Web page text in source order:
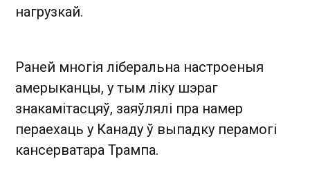
нагрузкай.
Раней многія ліберальна настроеныя
амерыканцы, у тым ліку шэраг
знакамітасцяў, заяўлялі пра намер
пераехаць у Канаду ў выпадку перамогі
кансерватара Трампа.